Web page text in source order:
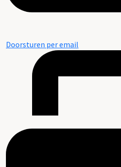
Doorsturen per email